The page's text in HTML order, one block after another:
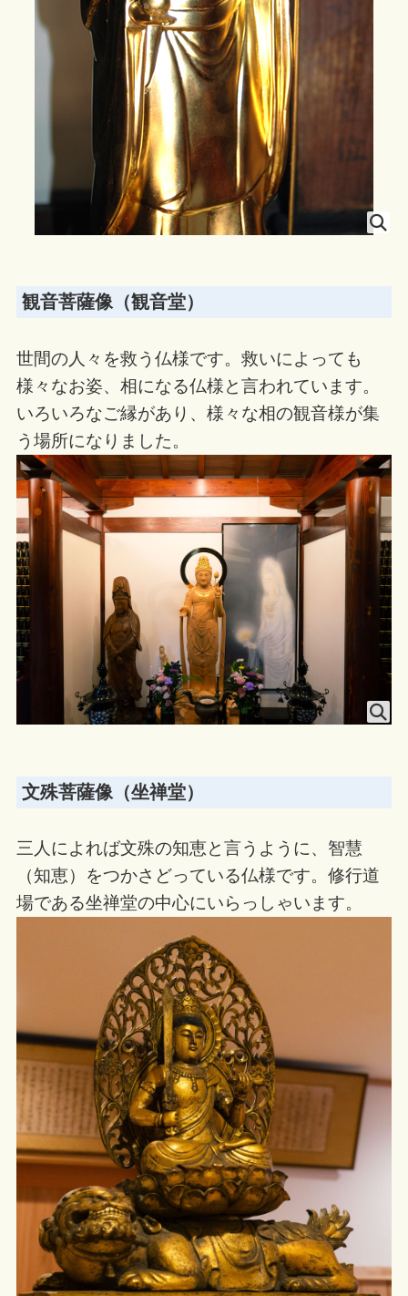
観音菩薩像（観音堂）
世間の人々を救う仏様です。救いによっても
様々なお姿、相になる仏様と言われています。
いろいろなご縁があり、様々な相の観音様が集
う場所になりました。
文殊菩薩像（坐禅堂）
三人によれば文殊の知恵と言うように、智慧
（知恵）をつかさどっている仏様です。修行道
場である坐禅堂の中心にいらっしゃいます。